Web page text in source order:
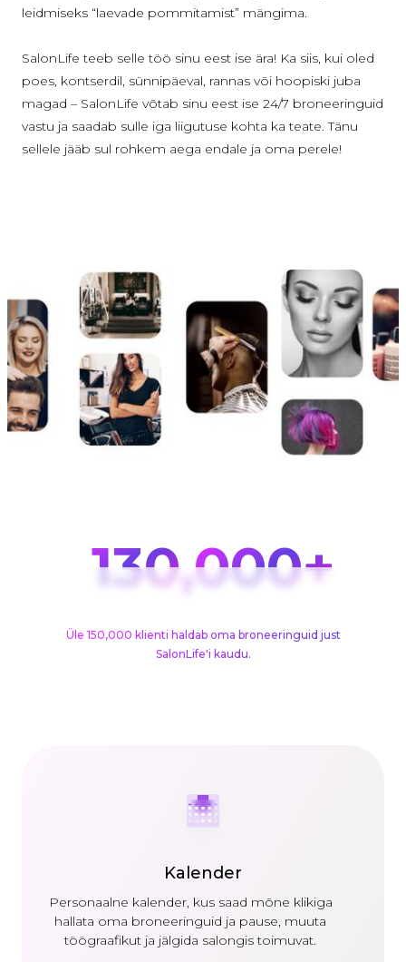
leidmiseks “laevade pommitamist” mängima.
SalonLife teeb selle töö sinu eest ise ära! Ka siis, kui oled
poes, kontserdil, sünnipäeval, rannas või hoopiski juba
magad – SalonLife võtab sinu eest ise 24/7 broneeringuid
vastu ja saadab sulle iga liigutuse kohta ka teate. Tänu
sellele jääb sul rohkem aega endale ja oma perele!
150,000+
Üle 150,000 klienti haldab oma broneeringuid just
SalonLife'i kaudu.
Kalender
Personaalne kalender, kus saad mõne klikiga
hallata oma broneeringuid ja pause, muuta
töögraafikut ja jälgida salongis toimuvat.